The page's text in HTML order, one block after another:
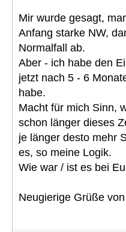
Mir wurde gesagt,
Anfang starke NW,
Normalfall ab.
Aber - ich habe den
jetzt nach 5 - 6
habe.
Macht für mich Sinn,
schon länger dieses
je länger desto mehr
es, so meine Logik.
Wie war / ist es bei
Neugierige Grüße